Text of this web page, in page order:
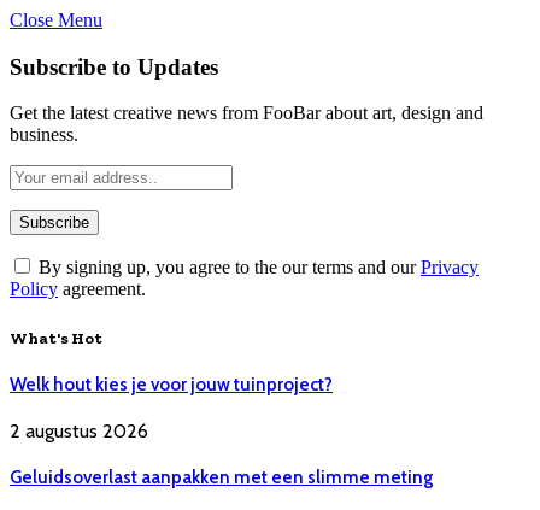
Close Menu
Subscribe to Updates
Get the latest creative news from FooBar about art, design and
business.
By signing up, you agree to the our terms and ourPrivacy
Policy agreement.
What's Hot
Welk hout kies je voor jouw tuinproject?
2 augustus 2026
Geluidsoverlast aanpakken met een slimme meting